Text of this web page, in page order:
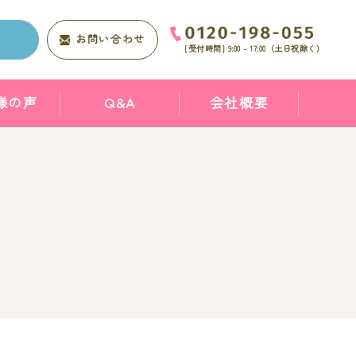
お問い合わせ
[受付時間] 9:00 - 17:00（土日祝除く）
の声 Q&A 会社概要